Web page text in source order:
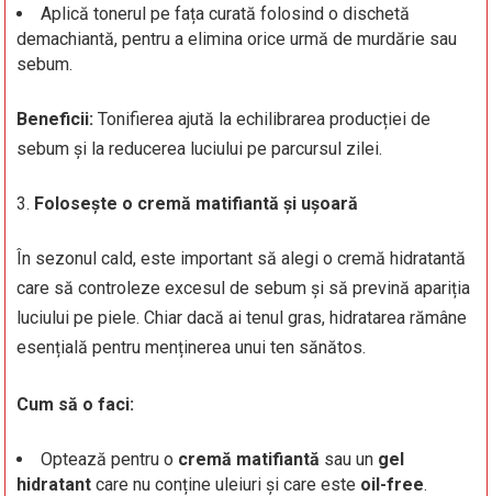
Aplică tonerul pe fața curată folosind o dischetă
demachiantă, pentru a elimina orice urmă de murdărie sau
sebum.
Beneficii: Tonifierea ajută la echilibrarea producției de
sebum și la reducerea luciului pe parcursul zilei.
Folosește o cremă matifiantă și ușoară
În sezonul cald, este important să alegi o cremă hidratantă
care să controleze excesul de sebum și să prevină apariția
luciului pe piele. Chiar dacă ai tenul gras, hidratarea rămâne
esențială pentru menținerea unui ten sănătos.
Cum să o faci:
Optează pentru o cremă matifiantă sau un gel
hidratant care nu conține uleiuri și care este oil-free.